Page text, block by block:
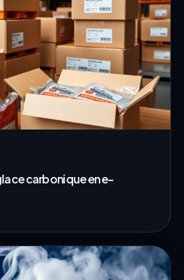
carbonique en e-